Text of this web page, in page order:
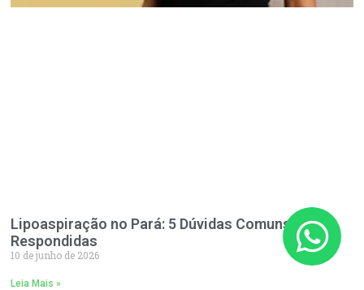
Lipoaspiração no Pará: 5 Dúvidas Comuns
Respondidas
10 de junho de 2026
Leia Mais »